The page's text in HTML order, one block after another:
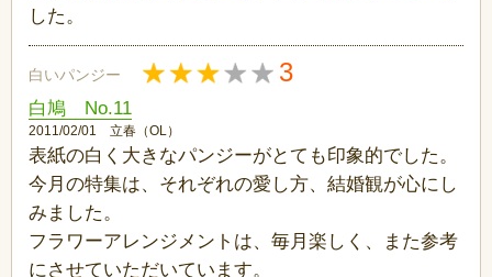
した。
白いパンジー 3
白鳩 No.11
2011/02/01 立春（OL）
表紙の白く大きなパンジーがとても印象的でした。
今月の特集は、それぞれの愛し方、結婚観が心にし
みました。
フラワーアレンジメントは、毎月楽しく、また参考
にさせていただいています。